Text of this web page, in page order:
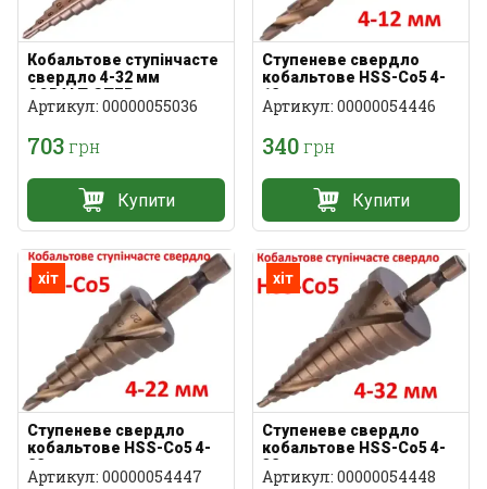
Кобальтове ступінчасте
свердло 4-32 мм
COBALT-STEP
Артикул: 00000055036
703грн
Купити
Ступеневе свердло
кобальтове HSS-Co5 4-
12мм
Артикул: 00000054446
340грн
Купити
хіт
Ступеневе свердло
кобальтове HSS-Co5 4-
22мм
Артикул: 00000054447
хіт
Ступеневе свердло
кобальтове HSS-Co5 4-
32мм
Артикул: 00000054448